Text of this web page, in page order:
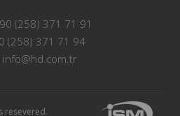
(258) 371 71 91
(258) 371 71 94
info@hd.com.tr
resevered.